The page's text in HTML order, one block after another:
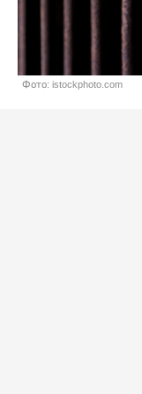
Фото: istockphoto.com